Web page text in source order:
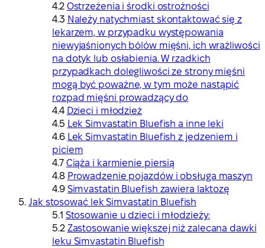
Ostrzeżenia i środki ostrożności
Należy natychmiast skontaktować się z
lekarzem, w przypadku występowania
niewyjaśnionych bólów mięśni, ich wrażliwości
na dotyk lub osłabienia. W rzadkich
przypadkach dolegliwości ze strony mięśni
mogą być poważne, w tym może nastąpić
rozpad mięśni prowadzący do
Dzieci i młodzież
Lek Simvastatin Bluefish a inne leki
Lek Simvastatin Bluefish z jedzeniem i
piciem
Ciąża i karmienie piersią
Prowadzenie pojazdów i obsługa maszyn
Simvastatin Bluefish zawiera laktozę
Jak stosować lek Simvastatin Bluefish
Stosowanie u dzieci i młodzieży:
Zastosowanie większej niż zalecana dawki
leku Simvastatin Bluefish